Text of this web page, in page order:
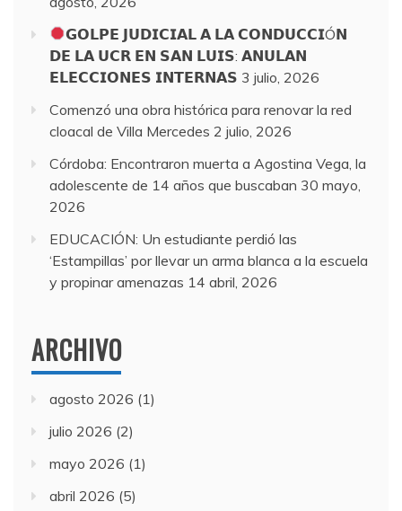
𝗚𝗢𝗟𝗣𝗘 𝗝𝗨𝗗𝗜𝗖𝗜𝗔𝗟 𝗔 𝗟𝗔 𝗖𝗢𝗡𝗗𝗨𝗖𝗖𝗜Ó𝗡
𝗗𝗘 𝗟𝗔 𝗨𝗖𝗥 𝗘𝗡 𝗦𝗔𝗡 𝗟𝗨𝗜𝗦: 𝗔𝗡𝗨𝗟𝗔𝗡
𝗘𝗟𝗘𝗖𝗖𝗜𝗢𝗡𝗘𝗦 𝗜𝗡𝗧𝗘𝗥𝗡𝗔𝗦 3 julio, 2026
Comenzó una obra histórica para renovar la red
cloacal de Villa Mercedes 2 julio, 2026
Córdoba: Encontraron muerta a Agostina Vega, la
adolescente de 14 años que buscaban 30 mayo,
2026
EDUCACIÓN: Un estudiante perdió las
‘Estampillas’ por llevar un arma blanca a la escuela
y propinar amenazas 14 abril, 2026
ARCHIVO
agosto 2026 (1)
julio 2026 (2)
mayo 2026 (1)
abril 2026 (5)